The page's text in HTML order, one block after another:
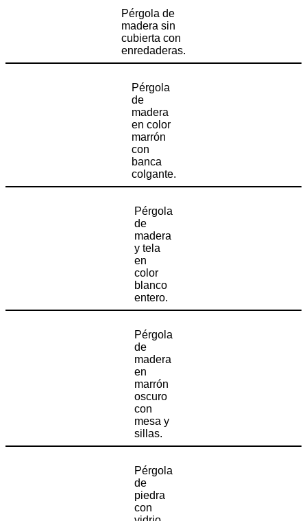
Pérgola de
madera sin
cubierta con
enredaderas.
Pérgola
de
madera
en color
marrón
con
banca
colgante.
Pérgola
de
madera
y tela
en
color
blanco
entero.
Pérgola
de
madera
en
marrón
oscuro
con
mesa y
sillas.
Pérgola
de
piedra
con